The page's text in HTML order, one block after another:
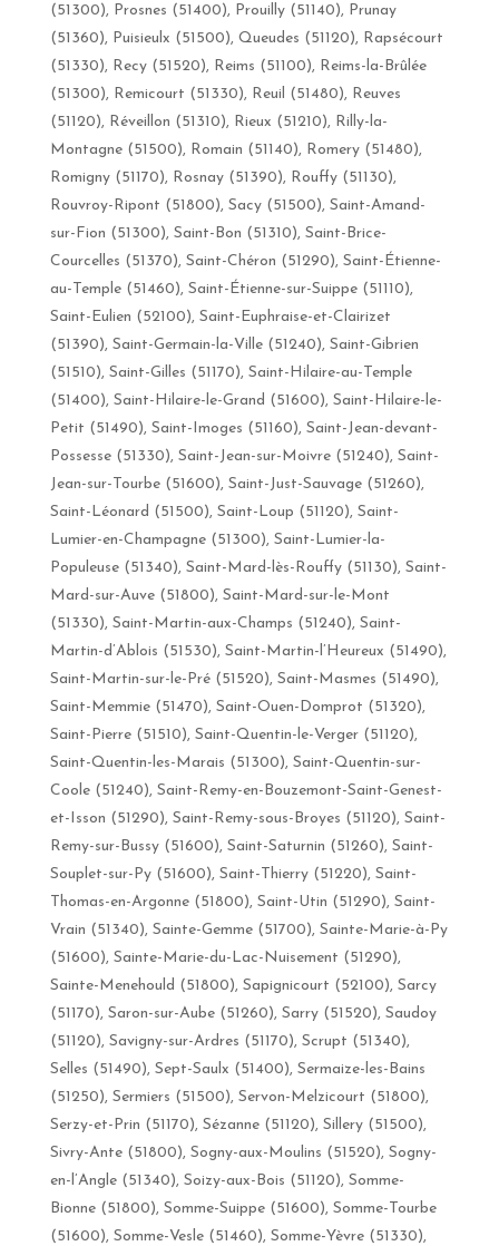
(51300), Prosnes (51400), Prouilly (51140), Prunay
(51360), Puisieulx (51500), Queudes (51120), Rapsécourt
(51330), Recy (51520), Reims (51100), Reims-la-Brûlée
(51300), Remicourt (51330), Reuil (51480), Reuves
(51120), Réveillon (51310), Rieux (51210), Rilly-la-
Montagne (51500), Romain (51140), Romery (51480),
Romigny (51170), Rosnay (51390), Rouffy (51130),
Rouvroy-Ripont (51800), Sacy (51500), Saint-Amand-
sur-Fion (51300), Saint-Bon (51310), Saint-Brice-
Courcelles (51370), Saint-Chéron (51290), Saint-Étienne-
au-Temple (51460), Saint-Étienne-sur-Suippe (51110),
Saint-Eulien (52100), Saint-Euphraise-et-Clairizet
(51390), Saint-Germain-la-Ville (51240), Saint-Gibrien
(51510), Saint-Gilles (51170), Saint-Hilaire-au-Temple
(51400), Saint-Hilaire-le-Grand (51600), Saint-Hilaire-le-
Petit (51490), Saint-Imoges (51160), Saint-Jean-devant-
Possesse (51330), Saint-Jean-sur-Moivre (51240), Saint-
Jean-sur-Tourbe (51600), Saint-Just-Sauvage (51260),
Saint-Léonard (51500), Saint-Loup (51120), Saint-
Lumier-en-Champagne (51300), Saint-Lumier-la-
Populeuse (51340), Saint-Mard-lès-Rouffy (51130), Saint-
Mard-sur-Auve (51800), Saint-Mard-sur-le-Mont
(51330), Saint-Martin-aux-Champs (51240), Saint-
Martin-d’Ablois (51530), Saint-Martin-l’Heureux (51490),
Saint-Martin-sur-le-Pré (51520), Saint-Masmes (51490),
Saint-Memmie (51470), Saint-Ouen-Domprot (51320),
Saint-Pierre (51510), Saint-Quentin-le-Verger (51120),
Saint-Quentin-les-Marais (51300), Saint-Quentin-sur-
Coole (51240), Saint-Remy-en-Bouzemont-Saint-Genest-
et-Isson (51290), Saint-Remy-sous-Broyes (51120), Saint-
Remy-sur-Bussy (51600), Saint-Saturnin (51260), Saint-
Souplet-sur-Py (51600), Saint-Thierry (51220), Saint-
Thomas-en-Argonne (51800), Saint-Utin (51290), Saint-
Vrain (51340), Sainte-Gemme (51700), Sainte-Marie-à-Py
(51600), Sainte-Marie-du-Lac-Nuisement (51290),
Sainte-Menehould (51800), Sapignicourt (52100), Sarcy
(51170), Saron-sur-Aube (51260), Sarry (51520), Saudoy
(51120), Savigny-sur-Ardres (51170), Scrupt (51340),
Selles (51490), Sept-Saulx (51400), Sermaize-les-Bains
(51250), Sermiers (51500), Servon-Melzicourt (51800),
Serzy-et-Prin (51170), Sézanne (51120), Sillery (51500),
Sivry-Ante (51800), Sogny-aux-Moulins (51520), Sogny-
en-l’Angle (51340), Soizy-aux-Bois (51120), Somme-
Bionne (51800), Somme-Suippe (51600), Somme-Tourbe
(51600), Somme-Vesle (51460), Somme-Yèvre (51330),